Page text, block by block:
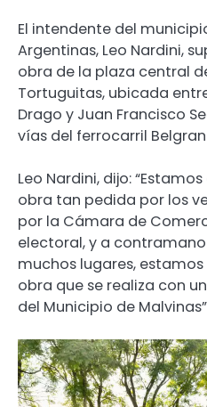
El intendente del
Argentinas, Leo Nardini,
obra de la plaza central
Tortuguitas, ubicada
Drago y Juan Francisco
vías del ferrocarril
Leo Nardini, dijo:
obra tan pedida por los
por la Cámara de
electoral, y a
muchos lugares,
obra que se realiza con
del Municipio de